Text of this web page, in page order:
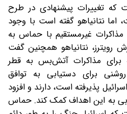
که تغییرات پیشنهادی در طرح
نتانیاهو گفته است با وجود
مذاکرات غیرمستقیم با حماس به
رویترز، نتانیاهو همچنین گفت
که برای مذاکرات آتش‌بس به قطر
برای دستیابی به توافق
پذیرفته است، دارند و افزود
به این اهداف کمک کند. حماس